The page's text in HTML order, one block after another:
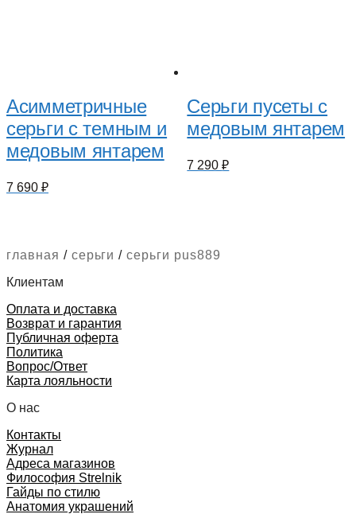
Асимметричные
серьги с темным и
медовым янтарем
7 690 ₽
Серьги пусеты c
медовым янтарем
7 290₽
главная / серьги /серьги pus889
Клиентам
Оплата и доставка
Возврат и гарантия
Публичная оферта
Политика
Вопрос/Ответ
Карта лояльности
О нас
Контакты
Журнал
Адреса магазинов
Философия Strelnik
Гайды по стилю
Анатомия украшений